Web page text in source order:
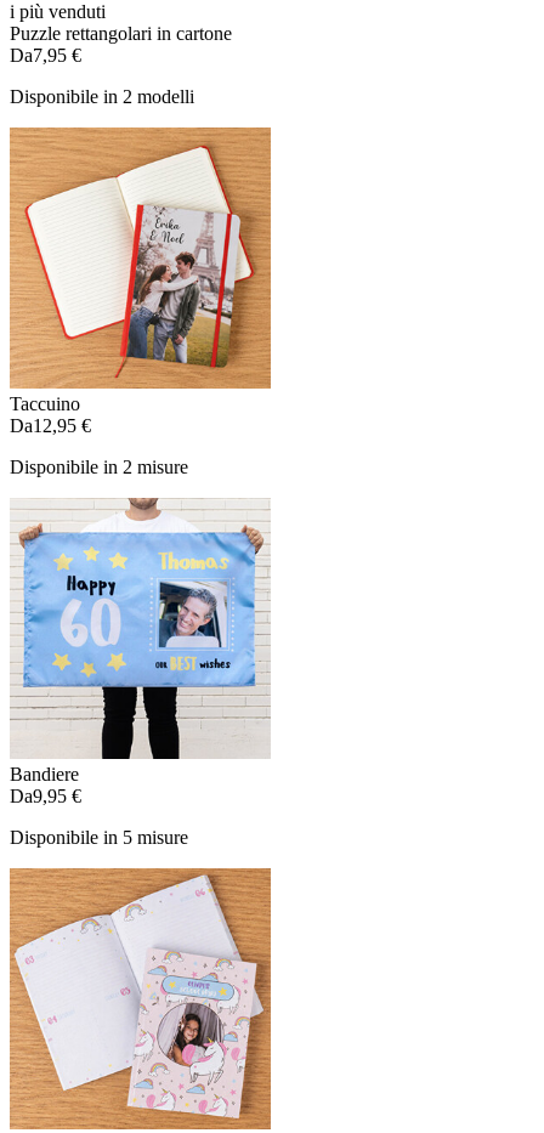
i più venduti
Puzzle rettangolari in cartone
Da7,95 €
Disponibile in 2 modelli
Taccuino
Da12,95 €
Disponibile in 2 misure
Bandiere
Da9,95 €
Disponibile in 5 misure